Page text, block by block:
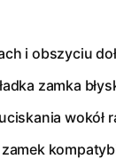
i obszyciu
zamka
wokół